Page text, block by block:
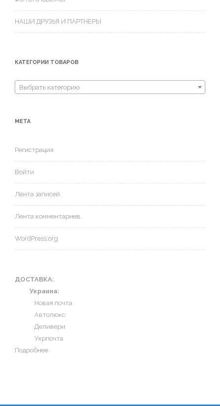
НАШИ ДРУЗЬЯ И ПАРТНЕРЫ
КАТЕГОРИИ ТОВАРОВ
Выбрать категорию
МЕТА
Регистрация
Войти
Лента записей
Лента комментариев
WordPress.org
ДОСТАВКА:
Украина:
Новая почта
Автолюкс
Деливери
Укрпочта
Подробнее